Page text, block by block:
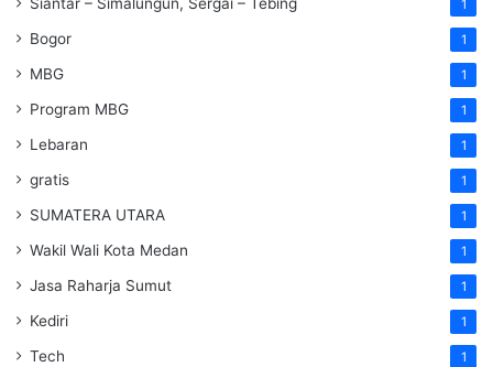
Siantar – Simalungun, Sergai – Tebing 1
Bogor 1
MBG 1
Program MBG 1
Lebaran 1
gratis 1
SUMATERA UTARA 1
Wakil Wali Kota Medan 1
Jasa Raharja Sumut 1
Kediri 1
Tech 1